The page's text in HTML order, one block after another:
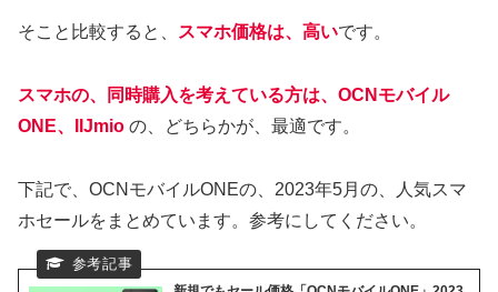
そこと比較すると、 スマホ価格は、高いです。
スマホの、同時購入を考えている方は、OCNモバイル
ONE、IIJmio の、どちらかが、最適です。
下記で、OCNモバイルONEの、2023年5月の、人気スマ
ホセールをまとめています。参考にしてください。